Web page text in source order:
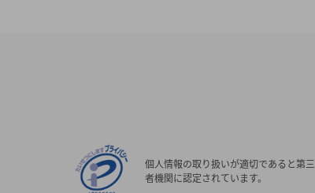
個人情報の取り扱いが適切であると第三
者機関に認定されています。